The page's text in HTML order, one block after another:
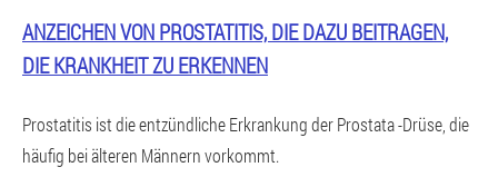
ANZEICHEN VON PROSTATITIS, DIE DAZU BEITRAGEN,
DIE KRANKHEIT ZU ERKENNEN
Prostatitis ist die entzündliche Erkrankung der Prostata -Drüse, die
häufig bei älteren Männern vorkommt.